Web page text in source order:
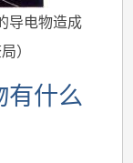
导电物造成
）
有什么